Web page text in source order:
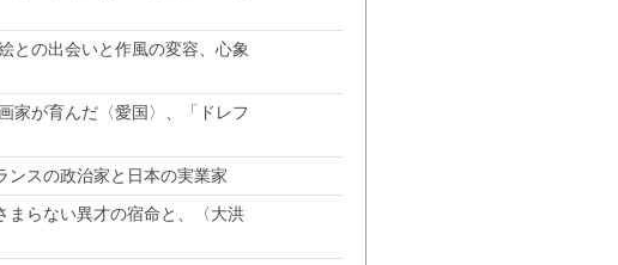
との出会いと作風の変容、心象
家が育んだ〈愛国〉、「ドレフ
ンスの政治家と日本の実業家
まらない異才の宿命と、〈大洪